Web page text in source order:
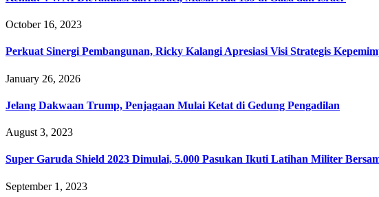
October 16, 2023
Perkuat Sinergi Pembangunan, Ricky Kalangi Apresiasi Visi Strategis
January 26, 2026
Jelang Dakwaan Trump, Penjagaan Mulai Ketat di Gedung Pengadilan
August 3, 2023
Super Garuda Shield 2023 Dimulai, 5.000 Pasukan Ikuti Latihan Militer
September 1, 2023